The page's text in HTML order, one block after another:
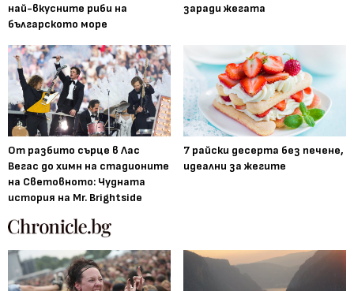
най-вкусните риби на
българското море
заради жегата
От разбито сърце в Лас
Вегас до химн на стадионите
на Световното: Чудната
история на Mr. Brightside
7 райски десерта без печене,
идеални за жегите